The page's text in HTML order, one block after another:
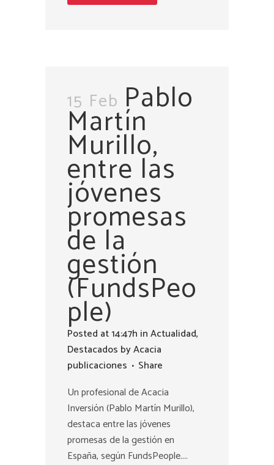
15 Feb Pablo
Martín
Murillo,
entre las
jóvenes
promesas
de la
gestión
(FundsPeo
ple)
Posted at 14:47h inActualidad,
Destacados byAcacia
publicaciones
Share
Un profesional de Acacia
Inversión (Pablo Martín Murillo),
destaca entre las jóvenes
promesas de la gestión en
España, según FundsPeople....